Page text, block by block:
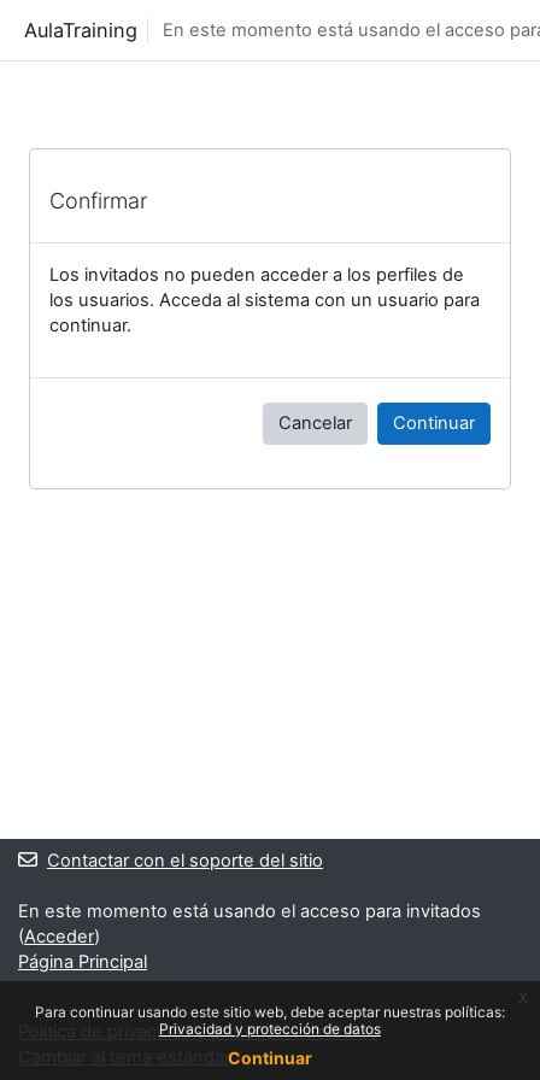
AulaTraining En este momento está usando el acceso
Confirmar
Los invitados no pueden acceder a los perfiles de
los usuarios. Acceda al sistema con un usuario para
continuar.
Cancelar Continuar
Contactar con el soporte del sitio
En este momento está usando el acceso para invitados
(Acceder)
Página Principal
Política de privacidad y protección de datos
Cambiar al tema estándar
Para continuar usando este sitio web, debe aceptar nuestras políticas:
Privacidad y protección de datos
Continuar
x